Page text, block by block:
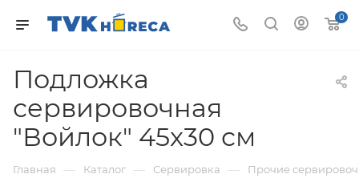
0
Подложка
сервировочная
"Войлок" 45x30 см
Главная — Каталог — Сервировка — Прочие